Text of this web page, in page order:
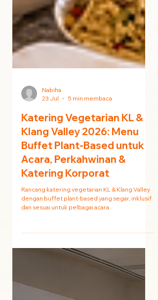
Nabiha
23 Jul
5 min membaca
Katering Vegetarian KL &
Klang Valley 2026: Menu
Buffet Plant-Based untuk
Acara, Perkahwinan &
Katering Korporat